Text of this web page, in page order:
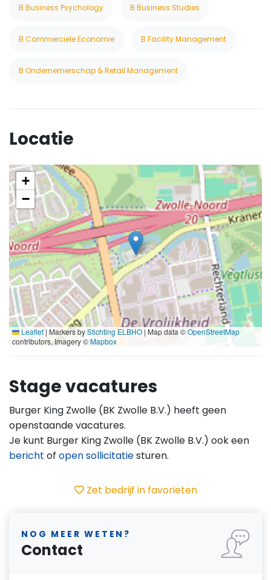
B Business Psychology B Business Studies
B Commerciele Economie B Facility Management
B Ondernemerschap & Retail Management
Locatie
+
−
Leaflet | Markers byStichting ELBHO | Map data ©OpenStreetMap
contributors, Imagery ©Mapbox
Stage vacatures
Burger King Zwolle (BK Zwolle B.V.) heeft geen
openstaande vacatures.
Je kunt Burger King Zwolle (BK Zwolle B.V.) ook een
bericht of open sollicitatiesturen.
Zet bedrijf in favorieten
NOG MEER WETEN?
Contact